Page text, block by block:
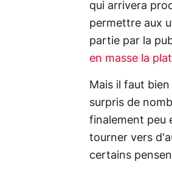
qui arrivera
permettre aux
partie par la
en masse la
Mais il faut
surpris de
finalement peu
tourner vers
certains